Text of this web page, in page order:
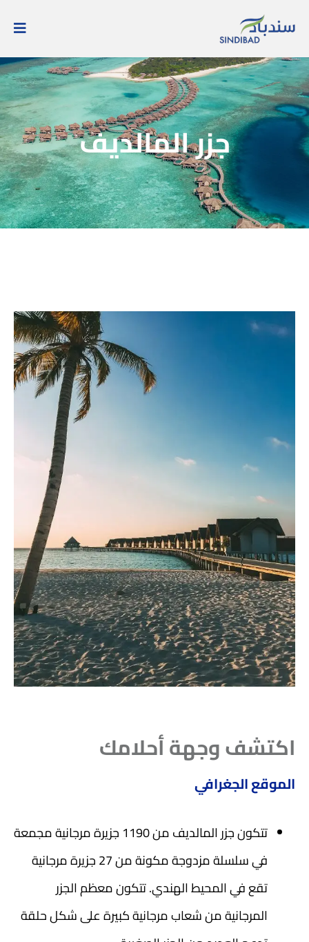
جزر المالديف
اكتشف وجهة أحلامك
الموقع الجغرافي
تتكون جزر المالديف من 1190 جزيرة مرجانية مجمعة
في سلسلة مزدوجة مكونة من 27 جزيرة مرجانية
تقع في المحيط الهندي. تتكون معظم الجزر
المرجانية من شعاب مرجانية كبيرة على شكل حلقة